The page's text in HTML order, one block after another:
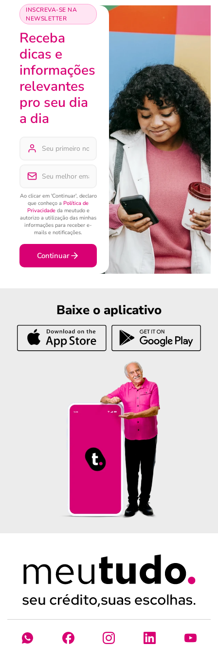
INSCREVA-SE NA
NEWSLETTER
Receba
dicas e
informações
relevantes
pro seu dia
a dia
Ao clicar em 'Continuar', declaro
que conheço a Política de
Privacidadeda meutudo e
autorizo a utilização das minhas
informações para receber e-
mails e notificações.
Continuar
Baixe o aplicativo